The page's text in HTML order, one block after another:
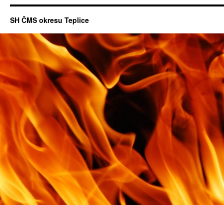
SH ČMS okresu Teplice